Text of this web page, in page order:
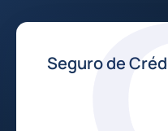
Seguro de